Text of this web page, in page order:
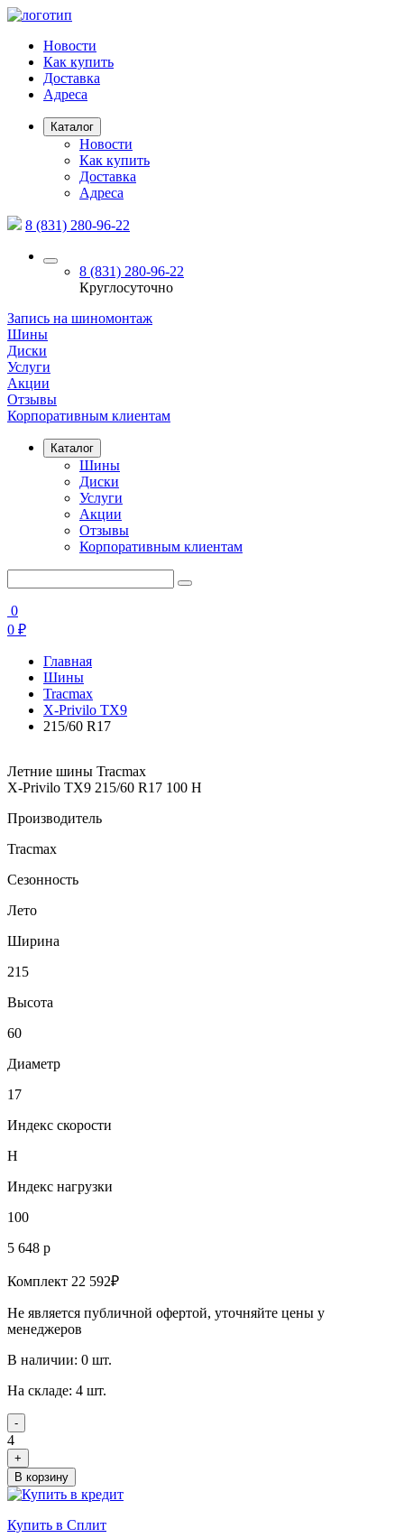
Новости
Как купить
Доставка
Адреса
Каталог
Новости
Как купить
Доставка
Адреса
8 (831) 280-96-22
8 (831) 280-96-22
Круглосуточно
Запись на шиномонтаж
Шины
Диски
Услуги
Акции
Отзывы
Корпоративным клиентам
Каталог
Шины
Диски
Услуги
Акции
Отзывы
Корпоративным клиентам
0
0 ₽
Главная
Шины
Tracmax
X-Privilo TX9
215/60 R17
Летние шины Tracmax
X-Privilo TX9 215/60 R17 100 H
Производитель
Tracmax
Сезонность
Лето
Ширина
215
Высота
60
Диаметр
17
Индекс скорости
H
Индекс нагрузки
100
5 648 р
Комплект 22 592₽
Не является публичной офертой, уточняйте цены у
менеджеров
В наличии: 0 шт.
На складе: 4 шт.
-
4
+
В корзину
Купить в Сплит